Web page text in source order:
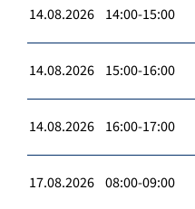
14.08.2026 14:00-15:00
14.08.2026 15:00-16:00
14.08.2026 16:00-17:00
17.08.2026 08:00-09:00